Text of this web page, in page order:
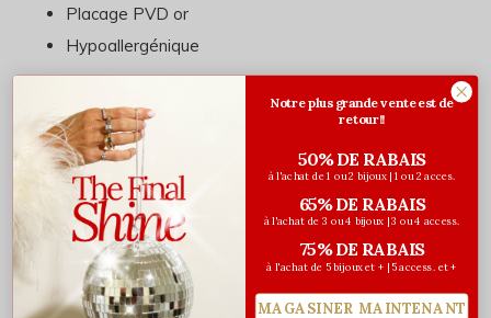
Placage PVD or
Hypoallergénique
Charte de grandeur
Consultez-laici.
Évaluations
0/ 5
Notre plus grande vente est de
retour!!
50% DE RABAIS
à l'achat de 1 ou 2 bijoux | 1 ou 2 acces.
65% DE RABAIS
à l'achat de 3 ou 4 bijoux | 3 ou 4 access.
75% DE RABAIS
à l'achat de 5 bijoux et + | 5 access. et +
MAGASINER MAINTENANT